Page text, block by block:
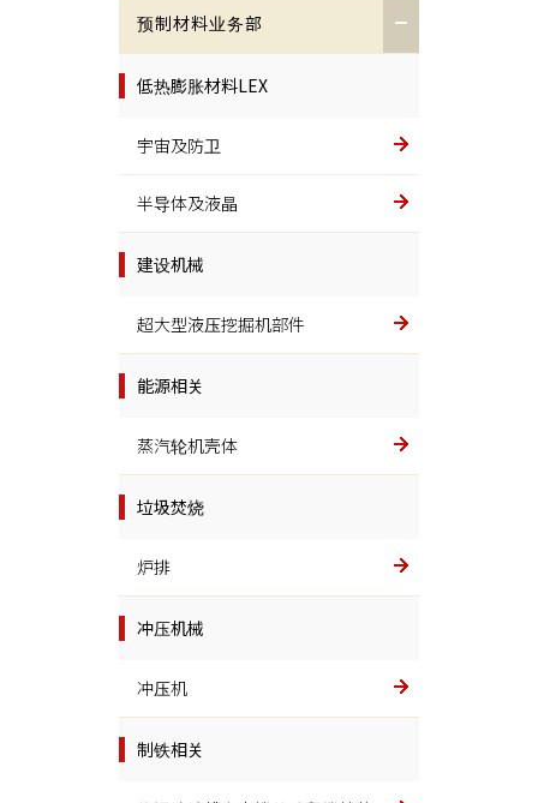
预制材料业务部
低热膨胀材料LEX
宇宙及防卫
半导体及液晶
建设机械
超大型液压挖掘机部件
能源相关
蒸汽轮机壳体
垃圾焚烧
炉排
冲压机械
冲压机
制铁相关